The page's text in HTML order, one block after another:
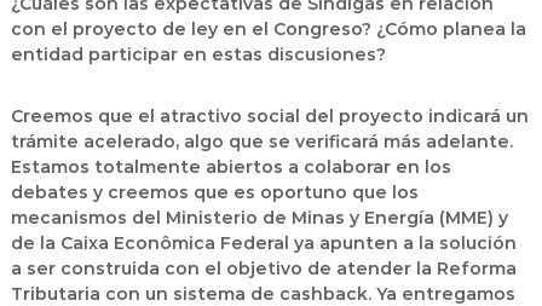
con el proyecto de ley en el Congreso? ¿Cómo planea la
entidad participar en estas discusiones?
Creemos que el atractivo social del proyecto indicará un
trámite acelerado, algo que se verificará más adelante.
Estamos totalmente abiertos a colaborar en los
debates y creemos que es oportuno que los
mecanismos del Ministerio de Minas y Energía (MME) y
de la Caixa Econômica Federal ya apunten a la solución
a ser construida con el objetivo de atender la Reforma
Tributaria con un sistema de cashback. Ya entregamos